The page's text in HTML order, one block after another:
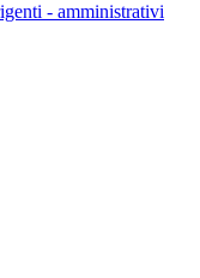
- amministrativi